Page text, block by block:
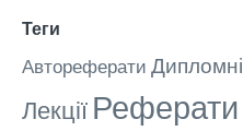
Теги
Автореферати Дипломні
Лекції Реферати